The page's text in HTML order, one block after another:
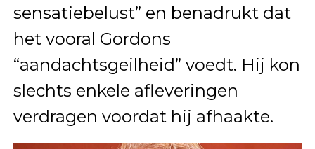
sensatiebelust” en benadrukt dat
het vooral Gordons
“aandachtsgeilheid” voedt. Hij kon
slechts enkele afleveringen
verdragen voordat hij afhaakte.